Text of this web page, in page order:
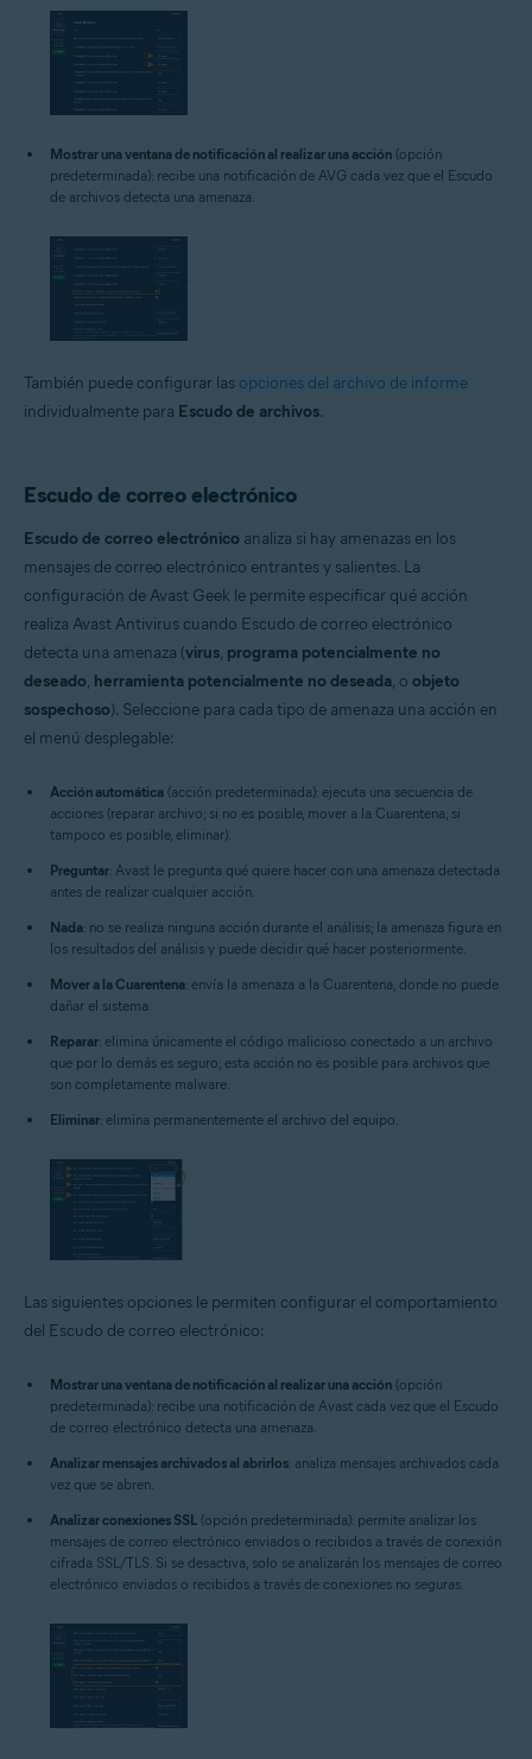
Mostrar una ventana de notificación al realizar una acción (opción
predeterminada): recibe una notificación de AVG cada vez que el Escudo
de archivos detecta una amenaza.
También puede configurar las opciones del archivo de informe
individualmente para Escudo de archivos.
Escudo de correo electrónico
Escudo de correo electrónico analiza si hay amenazas en los
mensajes de correo electrónico entrantes y salientes. La
configuración de Avast Geek le permite especificar qué acción
realiza Avast Antivirus cuando Escudo de correo electrónico
detecta una amenaza (virus, programa potencialmente no
deseado, herramienta potencialmente no deseada, o objeto
sospechoso). Seleccione para cada tipo de amenaza una acción en
el menú desplegable:
Acción automática (acción predeterminada): ejecuta una secuencia de
acciones (reparar archivo; si no es posible, mover a la Cuarentena; si
tampoco es posible, eliminar).
Preguntar: Avast le pregunta qué quiere hacer con una amenaza detectada
antes de realizar cualquier acción.
Nada: no se realiza ninguna acción durante el análisis; la amenaza figura en
los resultados del análisis y puede decidir qué hacer posteriormente.
Mover a la Cuarentena: envía la amenaza a la Cuarentena, donde no puede
dañar el sistema.
Reparar: elimina únicamente el código malicioso conectado a un archivo
que por lo demás es seguro; esta acción no es posible para archivos que
son completamente malware.
Eliminar: elimina permanentemente el archivo del equipo.
Las siguientes opciones le permiten configurar el comportamiento
del Escudo de correo electrónico:
Mostrar una ventana de notificación al realizar una acción (opción
predeterminada): recibe una notificación de Avast cada vez que el Escudo
de correo electrónico detecta una amenaza.
Analizar mensajes archivados al abrirlos: analiza mensajes archivados cada
vez que se abren.
Analizar conexiones SSL (opción predeterminada): permite analizar los
mensajes de correo electrónico enviados o recibidos a través de conexión
cifrada SSL/TLS. Si se desactiva, solo se analizarán los mensajes de correo
electrónico enviados o recibidos a través de conexiones no seguras.